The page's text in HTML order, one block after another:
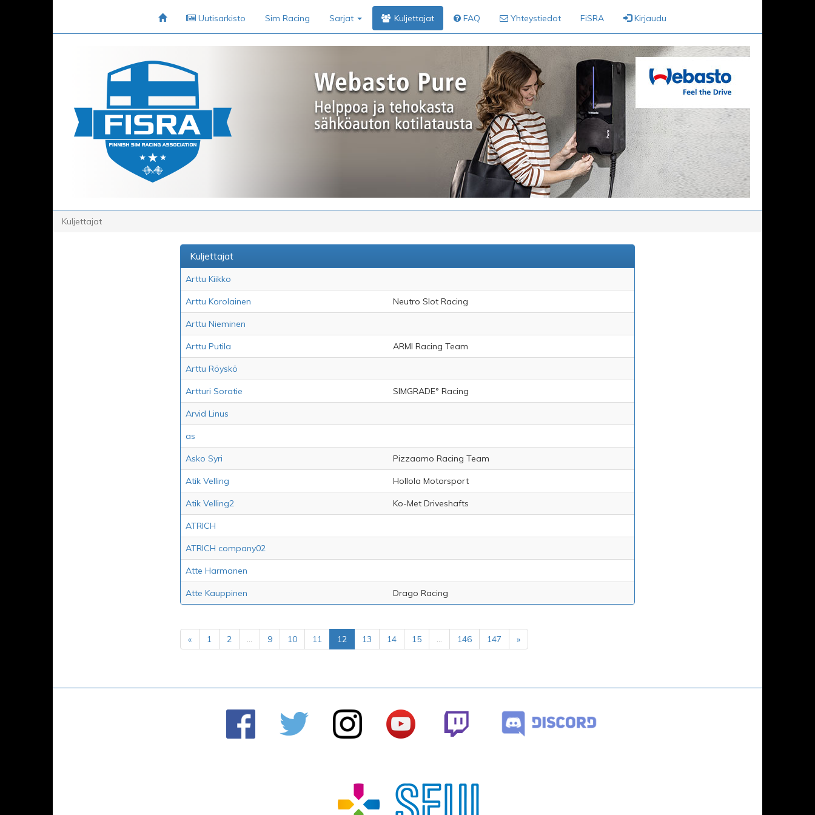
Uutisarkisto Sim Racing Sarjat Kuljettajat FAQ Yhteystiedot FiSRA Kirjaudu
Kuljettajat
Kuljettajat
Arttu Kiikko
Arttu Korolainen Neutro Slot Racing
Arttu Nieminen
Arttu Putila ARMI Racing Team
Arttu Röyskö
Artturi Soratie SIMGRADE° Racing
Arvid Linus
as
Asko Syri Pizzaamo Racing Team
Atik Velling Hollola Motorsport
Atik Velling2 Ko-Met Driveshafts
ATRICH
ATRICH company02
Atte Harmanen
Atte Kauppinen Drago Racing
« 1 2 ... 9 10 11 12 13 14 15 ... 146 147 »